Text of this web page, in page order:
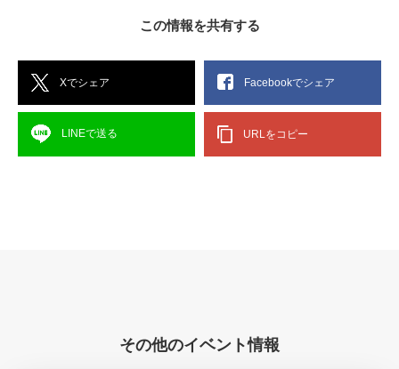
この情報を共有する
Xでシェア Facebookでシェア
LINEで送る URLをコピー
その他のイベント情報